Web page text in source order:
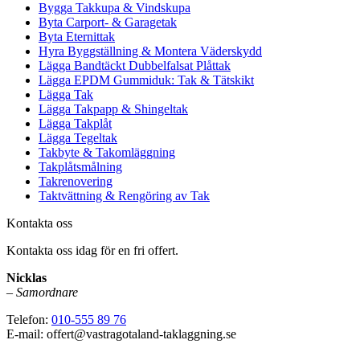
Bygga Takkupa & Vindskupa
Byta Carport- & Garagetak
Byta Eternittak
Hyra Byggställning & Montera Väderskydd
Lägga Bandtäckt Dubbelfalsat Plåttak
Lägga EPDM Gummiduk: Tak & Tätskikt
Lägga Tak
Lägga Takpapp & Shingeltak
Lägga Takplåt
Lägga Tegeltak
Takbyte & Takomläggning
Takplåtsmålning
Takrenovering
Taktvättning & Rengöring av Tak
Kontakta oss
Kontakta oss idag för en fri offert.
Nicklas
– Samordnare
Telefon: 010-555 89 76
E-mail: offert@vastragotaland-taklaggning.se